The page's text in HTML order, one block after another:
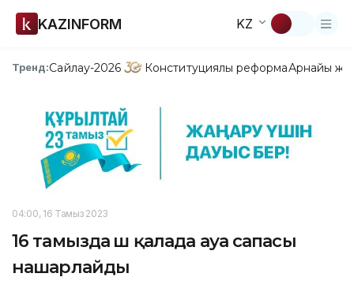
KAZINFORM KZ
Тренд:Сайлау-2026 Конституциялық реформаАрнайы
04:00, 16 Тамыз 2023
16 тамызда үш қалада ауа сапасы
нашарлайды